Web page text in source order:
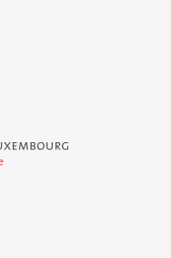
Luxembourg - Service